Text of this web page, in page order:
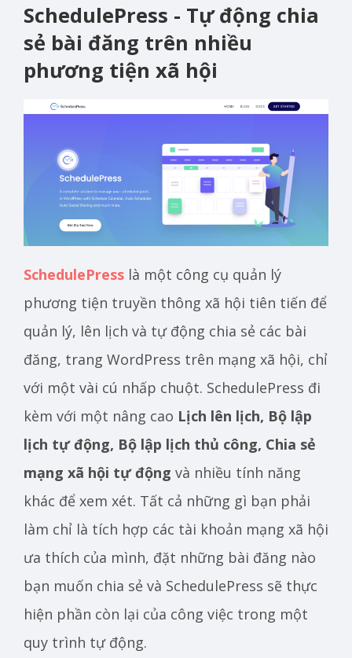
SchedulePress - Tự động chia
sẻ bài đăng trên nhiều
phương tiện xã hội
SchedulePress là một công cụ quản lý
phương tiện truyền thông xã hội tiên tiến để
quản lý, lên lịch và tự động chia sẻ các bài
đăng, trang WordPress trên mạng xã hội, chỉ
với một vài cú nhấp chuột. SchedulePress đi
kèm với một nâng cao Lịch lên lịch, Bộ lập
lịch tự động, Bộ lập lịch thủ công, Chia sẻ
mạng xã hội tự động và nhiều tính năng
khác để xem xét. Tất cả những gì bạn phải
làm chỉ là tích hợp các tài khoản mạng xã hội
ưa thích của mình, đặt những bài đăng nào
bạn muốn chia sẻ và SchedulePress sẽ thực
hiện phần còn lại của công việc trong một
quy trình tự động.